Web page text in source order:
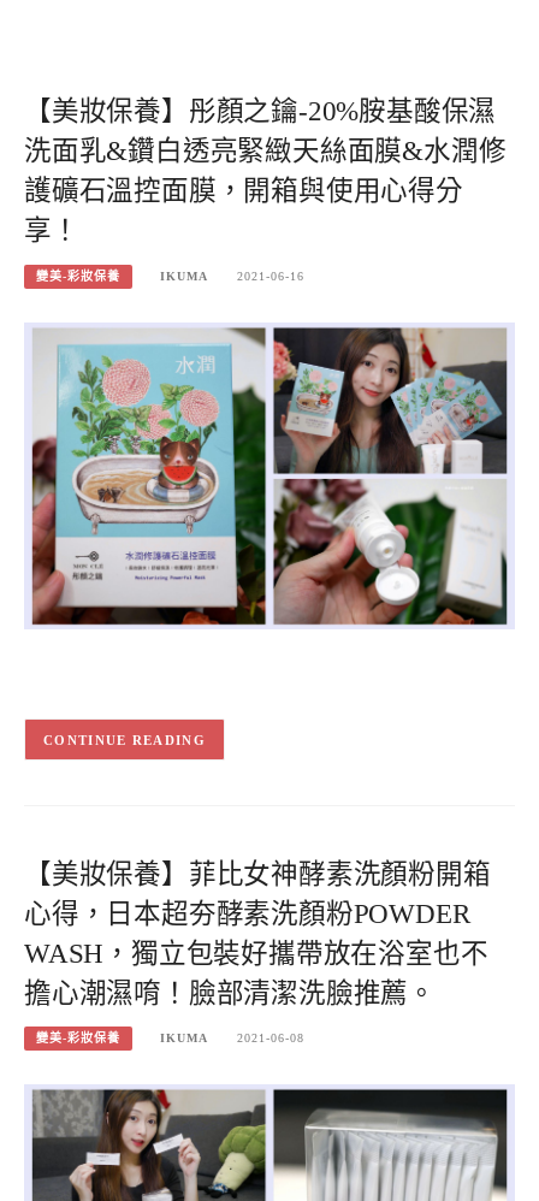
【美妝保養】彤顏之鑰-20%胺基酸保濕
洗面乳&鑽白透亮緊緻天絲面膜&水潤修
護礦石溫控面膜，開箱與使用心得分
享！
變美-彩妝保養 IKUMA 2021-06-16
CONTINUE READING
【美妝保養】菲比女神酵素洗顏粉開箱
心得，日本超夯酵素洗顏粉POWDER
WASH，獨立包裝好攜帶放在浴室也不
擔心潮濕唷！臉部清潔洗臉推薦。
變美-彩妝保養 IKUMA 2021-06-08